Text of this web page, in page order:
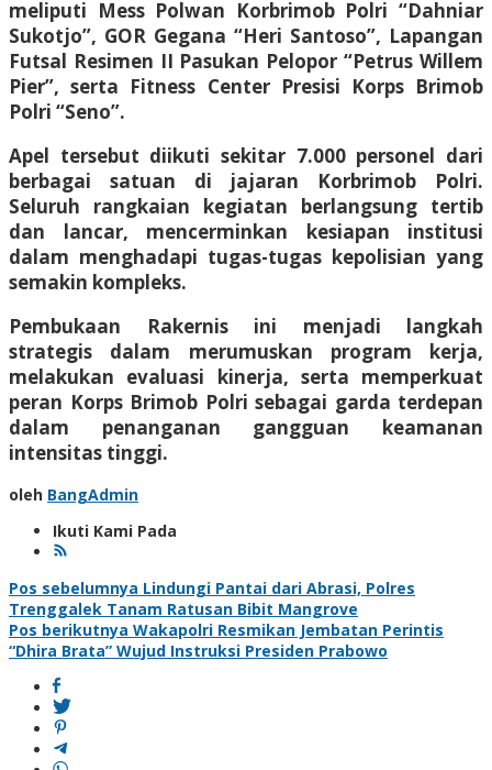
meliputi Mess Polwan Korbrimob Polri “Dahniar
Sukotjo”, GOR Gegana “Heri Santoso”, Lapangan
Futsal Resimen II Pasukan Pelopor “Petrus Willem
Pier”, serta Fitness Center Presisi Korps Brimob
Polri “Seno”.
Apel tersebut diikuti sekitar 7.000 personel dari
berbagai satuan di jajaran Korbrimob Polri.
Seluruh rangkaian kegiatan berlangsung tertib
dan lancar, mencerminkan kesiapan institusi
dalam menghadapi tugas-tugas kepolisian yang
semakin kompleks.
Pembukaan Rakernis ini menjadi langkah
strategis dalam merumuskan program kerja,
melakukan evaluasi kinerja, serta memperkuat
peran Korps Brimob Polri sebagai garda terdepan
dalam penanganan gangguan keamanan
intensitas tinggi.
oleh BangAdmin
Ikuti Kami Pada
Navigasi
pos
Pos sebelumnya Lindungi Pantai dari Abrasi, Polres
Trenggalek Tanam Ratusan Bibit Mangrove
Pos berikutnya Wakapolri Resmikan Jembatan Perintis
“Dhira Brata” Wujud Instruksi Presiden Prabowo